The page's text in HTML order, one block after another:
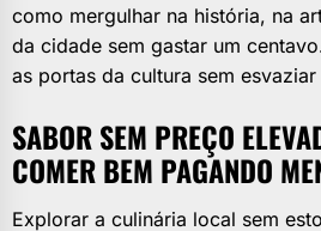
como mergulhar na história, na
da cidade sem gastar um
as portas da cultura sem
SABOR SEM PREÇO
COMER BEM PAGANDO
Explorar a culinária local sem